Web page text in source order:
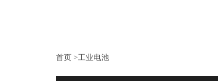
首页 >工业电池